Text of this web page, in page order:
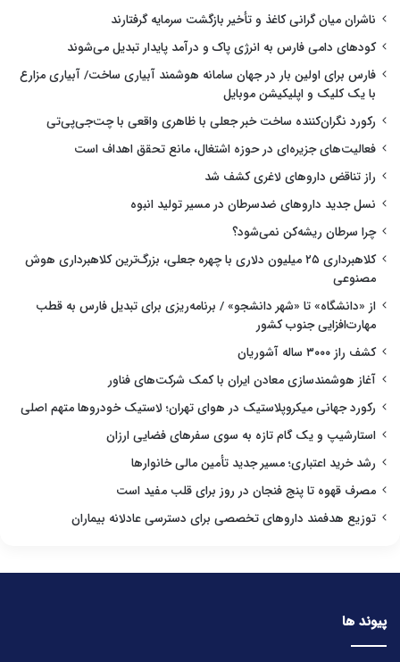
ناشران میان گرانی کاغذ و تأخیر بازگشت سرمایه گرفتارند
کودهای دامی فارس به انرژی پاک و درآمد پایدار تبدیل می‌شوند
فارس برای اولین بار در جهان سامانه هوشمند آبیاری ساخت/ آبیاری مزارع
با یک کلیک و اپلیکیشن موبایل
رکورد نگران‌کننده ساخت خبر جعلی با ظاهری واقعی با چت‌جی‌پی‌تی
فعالیت‌های جزیره‌ای در حوزه اشتغال، مانع تحقق اهداف است
راز تناقض داروهای لاغری کشف شد
نسل جدید داروهای ضدسرطان در مسیر تولید انبوه
چرا سرطان ریشه‌کن نمی‌شود؟
کلاهبرداری ۲۵ میلیون دلاری با چهره جعلی، بزرگ‌ترین کلاهبرداری هوش
مصنوعی
از «دانشگاه» تا «شهر دانشجو» / برنامه‌ریزی برای تبدیل فارس به قطب
مهارت‌افزایی جنوب کشور
کشف راز ۳۰۰۰ ساله آشوریان
آغاز هوشمندسازی معادن ایران با کمک شرکت‌های فناور
رکورد جهانی میکروپلاستیک در هوای تهران؛ لاستیک خودروها متهم اصلی
استارشیپ و یک گام تازه به سوی سفرهای فضایی ارزان
رشد خرید اعتباری؛ مسیر جدید تأمین مالی خانوارها
مصرف قهوه تا پنج فنجان در روز برای قلب مفید است
توزیع هدفمند داروهای تخصصی برای دسترسی عادلانه بیماران
پیوند ها